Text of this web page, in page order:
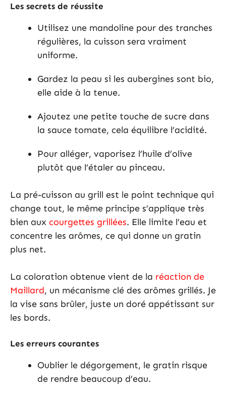
Les secrets de réussite
Utilisez une mandoline pour des tranches
régulières, la cuisson sera vraiment
uniforme.
Gardez la peau si les aubergines sont bio,
elle aide à la tenue.
Ajoutez une petite touche de sucre dans
la sauce tomate, cela équilibre l’acidité.
Pour alléger, vaporisez l’huile d’olive
plutôt que l’étaler au pinceau.
La pré-cuisson au grill est le point technique qui
change tout, le même principe s’applique très
bien aux courgettes grillées. Elle limite l’eau et
concentre les arômes, ce qui donne un gratin
plus net.
La coloration obtenue vient de la réaction de
Maillard, un mécanisme clé des arômes grillés. Je
la vise sans brûler, juste un doré appétissant sur
les bords.
Les erreurs courantes
Oublier le dégorgement, le gratin risque
de rendre beaucoup d’eau.